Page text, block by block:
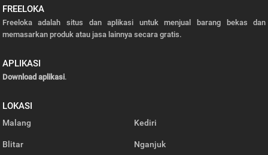
FREELOKA
Freeloka adalah situs dan aplikasi untuk menjual barang bekas dan
memasarkan produk atau jasa lainnya secara gratis.
APLIKASI
Download aplikasi.
LOKASI
Malang Kediri
Blitar Nganjuk